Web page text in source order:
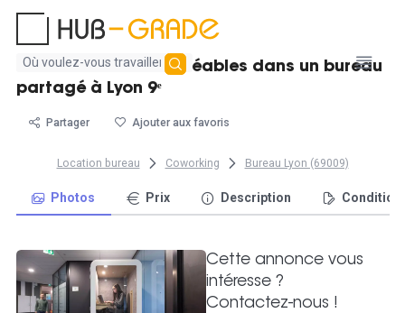
Aucun
résultat
trouvé
Postes de travail agréables dans un bureau
partagé à Lyon 9ᵉ
Partager Ajouter aux favoris
Location bureau Coworking Bureau Lyon (69009)
Photos Prix Description
Cette annonce vous
intéresse ?
Contactez-nous !